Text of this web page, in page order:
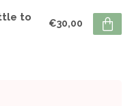
to
€30,00